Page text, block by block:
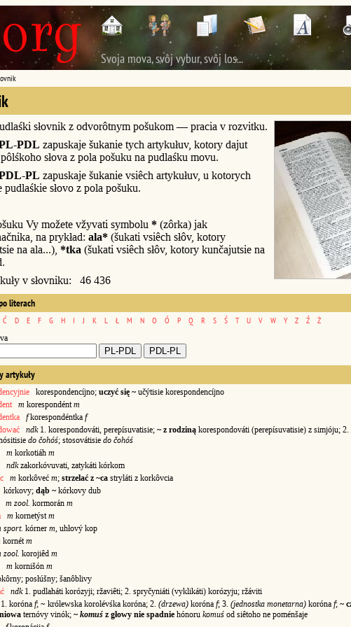
Svoja mova, svôj vybur, svôj los...
słovnik z odvorôtnym pošukom — pracia v rozvitku.
PDL zapuskaje šukanie tych artykułuv, kotory dajut
pôlśkoho słova z pola pošuku na pudlaśku movu.
PL zapuskaje šukanie vsiêch artykułuv, u kotorych
pudlaśkie słovo z pola pošuku.
Vy možete vžyvati symbolu * (zôrka) jak
na prykład: ala* (šukati vsiêch słôv, kotory
na ala...), *tka (šukati vsiêch słôv, kotory kunčajutsie na
v słovniku: 46 436
literach
Ć D E F G H I J K L Ł M N O Ó P Q R S Ś T U V W Y Z Ź Ż
artykuły
korespondencíjno; uczyć się ~ učýtisie korespondencíjno
m korespondént m
fkorespondéntka f
ndk1. korespondováti, perepísuvatisie; ~ z rodziną korespondováti (perepísuvatisie) z simjóju; 2.
do čohóś; stosovátisie do čohóś
m korkotiáh m
ndkzakorkóvuvati, zatykáti kórkom
m korkôveć m; strzelać z ~ca stryláti z korkôvcia
kórkovy; dąb ~ kórkovy dub
m zool. kormorán m
m kornetýst m
sport. kórner m , uhłový kop
kornét m
zool. korojiêd m
m kornišón m
posłúšny; šanôblivy
ndk1. pudlaháti korózyji; ržaviêti; 2. spryčyniáti (vyklikáti) korózyju; ržáviti
koróna f; ~ królewska korolévśka koróna; 2. (drzewa) koróna f; 3. (jednostka monetarna) koróna f; ~
ternóvy vinók; ~ komuś z głowy nie spadnie hónoru komuś od siêtoho ne poménšaje